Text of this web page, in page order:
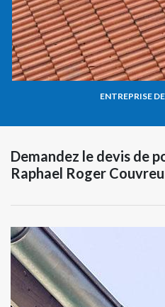
ENTREPRISE
Demandez le devis de
Raphael Roger